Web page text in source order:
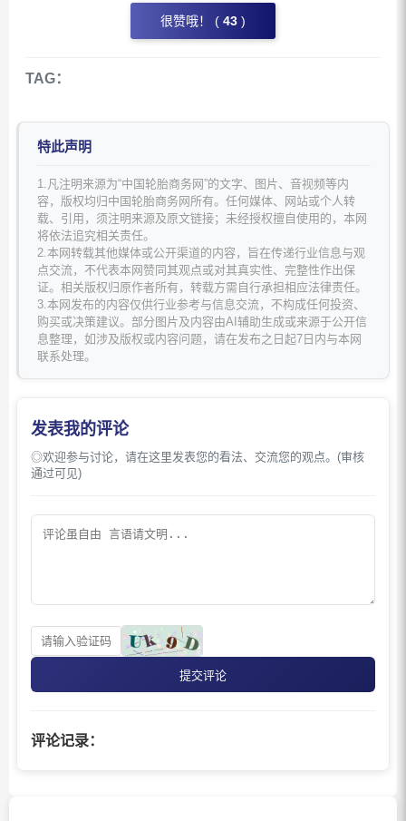
很赞哦！ ( 43 )
TAG：
特此声明
1.凡注明来源为“中国轮胎商务网”的文字、图片、音视频等内
容，版权均归中国轮胎商务网所有。任何媒体、网站或个人转
载、引用，须注明来源及原文链接；未经授权擅自使用的，本网
将依法追究相关责任。
2.本网转载其他媒体或公开渠道的内容，旨在传递行业信息与观
点交流，不代表本网赞同其观点或对其真实性、完整性作出保
证。相关版权归原作者所有，转载方需自行承担相应法律责任。
3.本网发布的内容仅供行业参考与信息交流，不构成任何投资、
购买或决策建议。部分图片及内容由AI辅助生成或来源于公开信
息整理，如涉及版权或内容问题，请在发布之日起7日内与本网
联系处理。
发表我的评论
◎欢迎参与讨论，请在这里发表您的看法、交流您的观点。(审核
通过可见)
提交评论
评论记录：